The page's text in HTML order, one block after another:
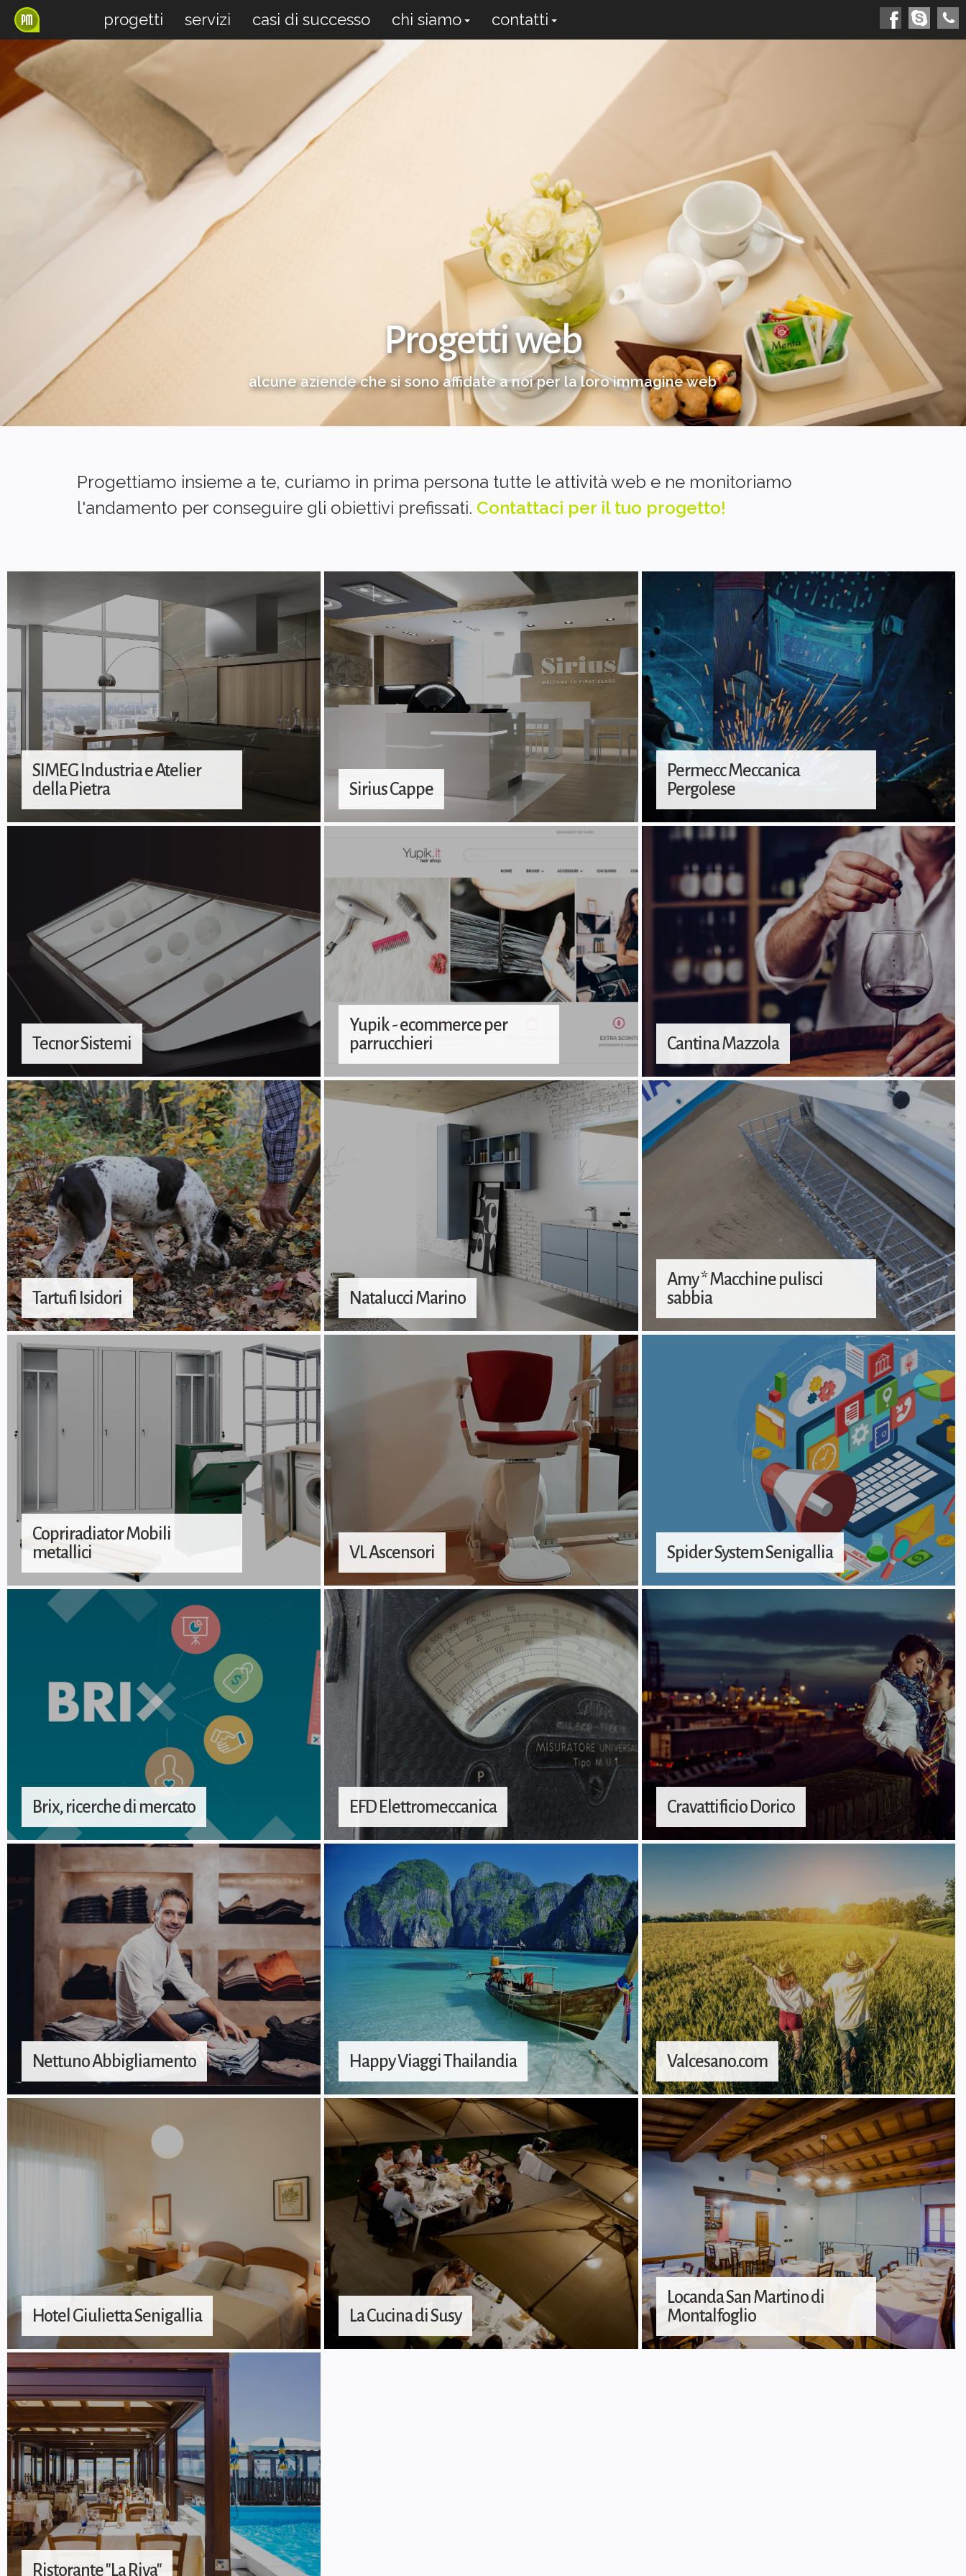
progetti servizi casi di successo chi siamo contatti
Progetti web
alcune aziende che si sono affidate a noi per la loro immagine web
Progettiamo insieme a te, curiamo in prima persona tutte le attività web e ne monitoriamo
l'andamento per conseguire gli obiettivi prefissati. Contattaci per il tuo progetto!
SIMEG Industria e Atelier
della Pietra
Sirius Cappe
Permecc Meccanica
Pergolese
Tecnor Sistemi
Yupik - ecommerce per
parrucchieri
Cantina Mazzola
Tartufi Isidori Natalucci Marino
Amy * Macchine pulisci
sabbia
Copriradiator Mobili
metallici
VL Ascensori Spider System Senigallia
Brix, ricerche di mercato EFD Elettromeccanica Cravattificio Dorico
Nettuno Abbigliamento Happy Viaggi Thailandia Valcesano.com
Hotel Giulietta Senigallia La Cucina di Susy
Locanda San Martino di
Montalfoglio
Ristorante "La Riva"